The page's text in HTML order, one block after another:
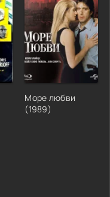
Море любви
(1989)